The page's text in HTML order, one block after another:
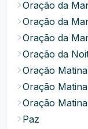
Oração da
Oração da
Oração da
Oração da
Oração
Oração
Oração
Paz